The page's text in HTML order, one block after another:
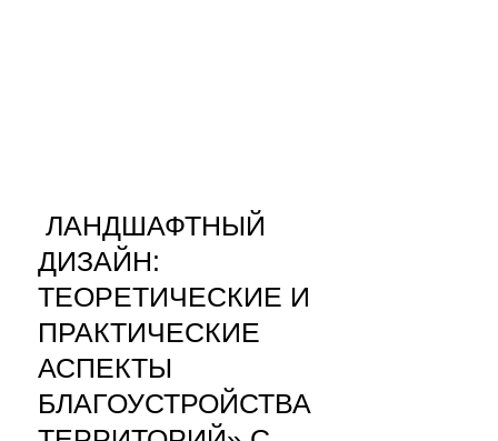
ЛАНДШАФТНЫЙ
ДИЗАЙН:
ТЕОРЕТИЧЕСКИЕ И
ПРАКТИЧЕСКИЕ
АСПЕКТЫ
БЛАГОУСТРОЙСТВА